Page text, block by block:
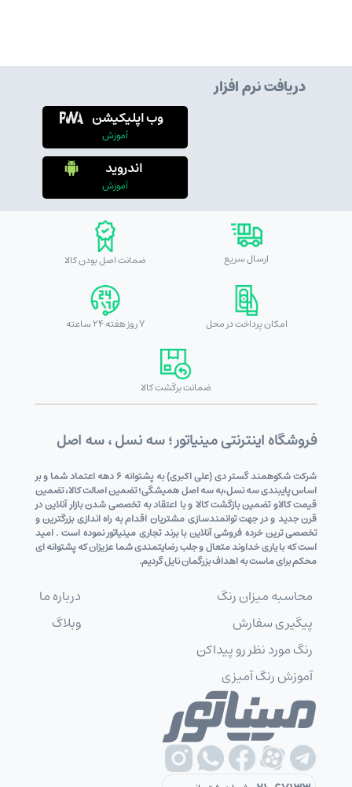
دریافت نرم افزار
وب اپلیکیشن
آموزش
اندروید
آموزش
ارسال سریع ضمانت اصل بودن کالا
امکان پرداخت در محل 7 روز هفته 24 ساعته
ضمانت برگشت کالا
فروشگاه اینترنتی مینیاتور ؛ سه نسل ، سه اصل
شرکت شکوهمند گستر دی (علی اکبری) به پشتوانه 6 دهه اعتماد شما و بر
اساس پایبندی سه نسل،به سه اصل همیشگی؛ تضمین اصالت کالا، تضمین
قیمت کالاو تضمین بازگشت کالا و با اعتقاد به تخصصی شدن بازار آنلاین در
قرن جدید و در جهت توانمندسازی مشتریان اقدام به راه اندازی بزرگترین و
تخصصی ترین خرده فروشی آنلاین با برند تجاری مینیاتور نموده است . امید
است که با یاری خداوند متعال و جلب رضایتمندی شما عزیزان که پشتوانه ای
محکم برای ماست به اهداف بزرگمان نایل گردیم.
محاسبه میزان رنگ
پیگیری سفارش
رنگ مورد نظر رو پیداکن
آموزش رنگ آمیزی
درباره ما
وبلاگ